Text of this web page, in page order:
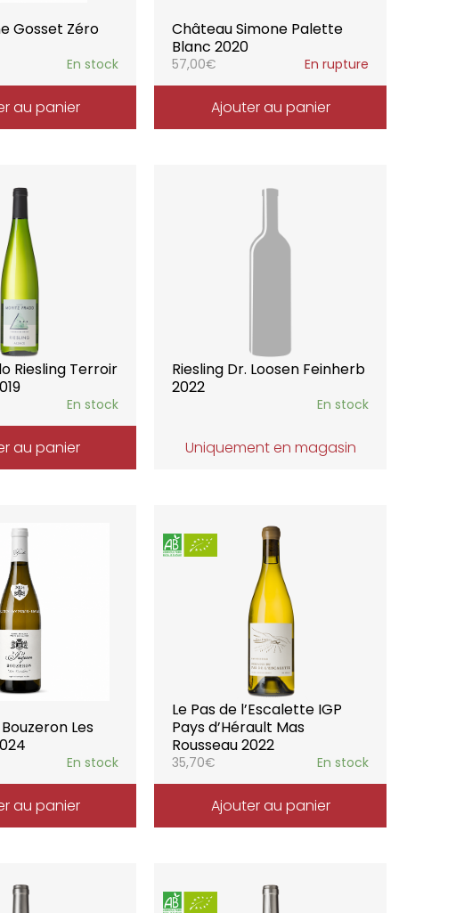
Gosset Zéro
En stock
au panier
Château Simone Palette
Blanc 2020
57,00€ En rupture
Ajouter au panier
Riesling Terroir
En stock
au panier
Riesling Dr. Loosen Feinherb
2022
En stock
Uniquement en magasin
Les
En stock
au panier
Le Pas de l’Escalette IGP
Pays d’Hérault Mas
Rousseau 2022
35,70€ En stock
Ajouter au panier